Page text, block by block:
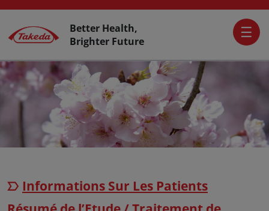
Activer L’accessibilité
Better Health,
Brighter Future
Informations Sur Les Patients